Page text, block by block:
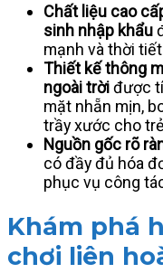
Chất liệu cao
sinh nhập khẩu
mạnh và thời
Thiết kế thông
ngoài trờiđược
mặt nhẵn mịn,
trầy xước cho
Nguồn gốc rõ
có đầy đủ hóa
phục vụ công
Khám phá
chơi liên